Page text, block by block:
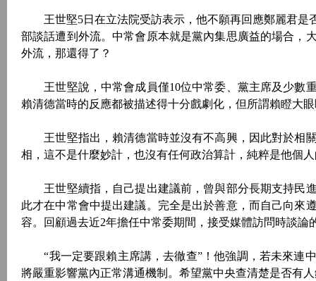
王世堅5日在立法院受訪表示，他不願再回應鄭麗君是
部談話遭到外流。中常會原本就是黨內集思廣益的場合，
外流，那還得了？
王世堅說，中常會成員僅10位中常委、黨主席及少數
賴清德當時的反應都被描述得十分戲劇化，但所謂賴瞪大
王世堅指出，賴清德當時並沒有不高興，因此對於相
相，這不是什麼妙計，也沒有任何政治算計，純粹是他個
王世堅續指，自己提出建議前，曾與部分長期支持民
此才在中常會中提出建議。完全是出於善意，而自己向來
容。回顧過去近2年擔任中常委期間，接受媒體訪問時談
“我一定要跟賴主席講，去徹查”！他強調，若未來連
將嚴重影響黨內正常溝通機制。希望黨中央查清楚是否有